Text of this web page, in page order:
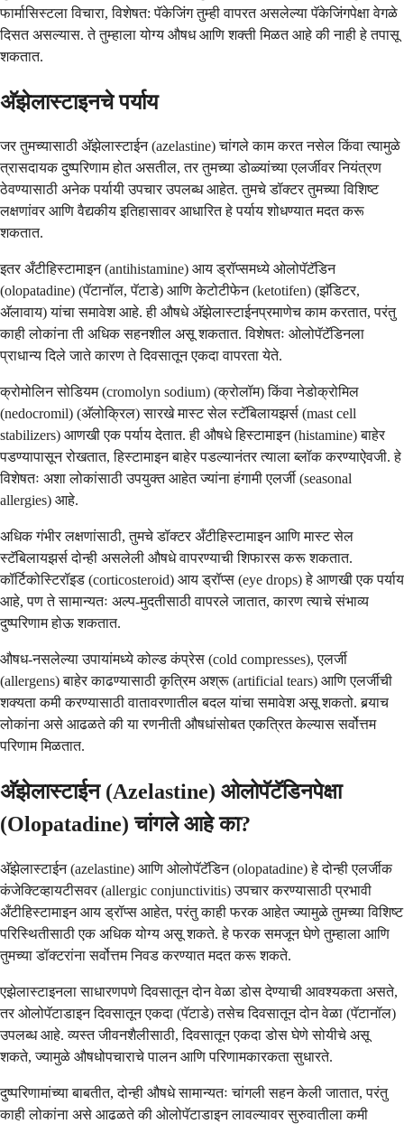
फार्मासिस्टला विचारा, विशेषत: पॅकेजिंग तुम्ही वापरत असलेल्या पॅकेजिंगपेक्षा वेगळे
दिसत असल्यास. ते तुम्हाला योग्य औषध आणि शक्ती मिळत आहे की नाही हे तपासू
शकतात.
अ‍ॅझेलास्टाइनचे पर्याय
जर तुमच्यासाठी अ‍ॅझेलास्टाईन (azelastine) चांगले काम करत नसेल किंवा त्यामुळे
त्रासदायक दुष्परिणाम होत असतील, तर तुमच्या डोळ्यांच्या एलर्जीवर नियंत्रण
ठेवण्यासाठी अनेक पर्यायी उपचार उपलब्ध आहेत. तुमचे डॉक्टर तुमच्या विशिष्ट
लक्षणांवर आणि वैद्यकीय इतिहासावर आधारित हे पर्याय शोधण्यात मदत करू
शकतात.
इतर अँटीहिस्टामाइन (antihistamine) आय ड्रॉप्समध्ये ओलोपॅटॅडिन
(olopatadine) (पॅटानॉल, पॅटाडे) आणि केटोटीफेन (ketotifen) (झॅडिटर,
अ‍ॅलावाय) यांचा समावेश आहे. ही औषधे अ‍ॅझेलास्टाईनप्रमाणेच काम करतात, परंतु
काही लोकांना ती अधिक सहनशील असू शकतात. विशेषतः ओलोपॅटॅडिनला
प्राधान्य दिले जाते कारण ते दिवसातून एकदा वापरता येते.
क्रोमोलिन सोडियम (cromolyn sodium) (क्रोलॉम) किंवा नेडोक्रोमिल
(nedocromil) (अ‍ॅलोक्रिल) सारखे मास्ट सेल स्टॅबिलायझर्स (mast cell
stabilizers) आणखी एक पर्याय देतात. ही औषधे हिस्टामाइन (histamine) बाहेर
पडण्यापासून रोखतात, हिस्टामाइन बाहेर पडल्यानंतर त्याला ब्लॉक करण्याऐवजी. हे
विशेषतः अशा लोकांसाठी उपयुक्त आहेत ज्यांना हंगामी एलर्जी (seasonal
allergies) आहे.
अधिक गंभीर लक्षणांसाठी, तुमचे डॉक्टर अँटीहिस्टामाइन आणि मास्ट सेल
स्टॅबिलायझर्स दोन्ही असलेली औषधे वापरण्याची शिफारस करू शकतात.
कॉर्टिकोस्टिरॉइड (corticosteroid) आय ड्रॉप्स (eye drops) हे आणखी एक पर्याय
आहे, पण ते सामान्यतः अल्प-मुदतीसाठी वापरले जातात, कारण त्याचे संभाव्य
दुष्परिणाम होऊ शकतात.
औषध-नसलेल्या उपायांमध्ये कोल्ड कंप्रेस (cold compresses), एलर्जी
(allergens) बाहेर काढण्यासाठी कृत्रिम अश्रू (artificial tears) आणि एलर्जीची
शक्यता कमी करण्यासाठी वातावरणातील बदल यांचा समावेश असू शकतो. बर्‍याच
लोकांना असे आढळते की या रणनीती औषधांसोबत एकत्रित केल्यास सर्वोत्तम
परिणाम मिळतात.
अ‍ॅझेलास्टाईन (Azelastine) ओलोपॅटॅडिनपेक्षा
(Olopatadine) चांगले आहे का?
अ‍ॅझेलास्टाईन (azelastine) आणि ओलोपॅटॅडिन (olopatadine) हे दोन्ही एलर्जीक
कंजेक्टिव्हायटीसवर (allergic conjunctivitis) उपचार करण्यासाठी प्रभावी
अँटीहिस्टामाइन आय ड्रॉप्स आहेत, परंतु काही फरक आहेत ज्यामुळे तुमच्या विशिष्ट
परिस्थितीसाठी एक अधिक योग्य असू शकते. हे फरक समजून घेणे तुम्हाला आणि
तुमच्या डॉक्टरांना सर्वोत्तम निवड करण्यात मदत करू शकते.
एझेलास्टाइनला साधारणपणे दिवसातून दोन वेळा डोस देण्याची आवश्यकता असते,
तर ओलोपॅटाडाइन दिवसातून एकदा (पॅटाडे) तसेच दिवसातून दोन वेळा (पॅटानॉल)
उपलब्ध आहे. व्यस्त जीवनशैलीसाठी, दिवसातून एकदा डोस घेणे सोयीचे असू
शकते, ज्यामुळे औषधोपचाराचे पालन आणि परिणामकारकता सुधारते.
दुष्परिणामांच्या बाबतीत, दोन्ही औषधे सामान्यतः चांगली सहन केली जातात, परंतु
काही लोकांना असे आढळते की ओलोपॅटाडाइन लावल्यावर सुरुवातीला कमी